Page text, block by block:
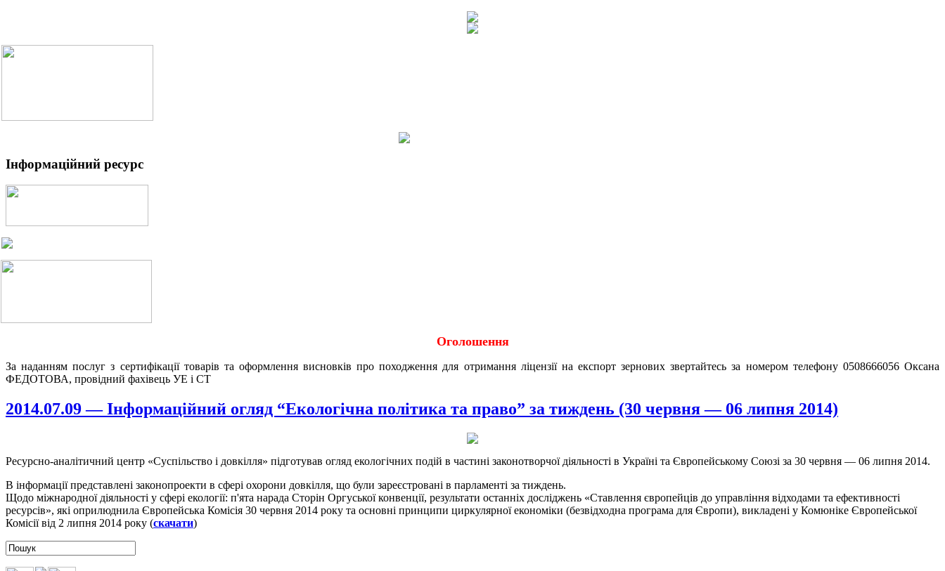
Інформаційний ресурс
Оголошення
За наданням послуг з сертифікації товарів та оформлення висновків про походження для отримання ліцензії на експорт зернових звертайтесь за номером телефону 0508666056 Оксана
ФЕДОТОВА, провідний фахівець УЕ і СТ
2014.07.09 — Інформаційний огляд “Екологічна політика та право” за тиждень (30 червня — 06 липня 2014)
Ресурсно-аналітичний центр «Суспільство і довкілля» підготував огляд екологічних подій в частині законотворчої діяльності в Україні та Європейському Союзі за 30 червня — 06 липня 2014.
В інформації представлені законопроекти в сфері охорони довкілля, що були зареєстровані в парламенті за тиждень.
Щодо міжнародної діяльності у сфері екології: п'ята нарада Сторін Оргуської конвенції, результати останніх досліджень «Ставлення європейців до управління відходами та ефективності
ресурсів», які оприлюднила Європейська Комісія 30 червня 2014 року та основні принципи циркулярної економіки (безвідходна програма для Європи), викладені у Комюніке Європейської
Комісії від 2 липня 2014 року (скачати)